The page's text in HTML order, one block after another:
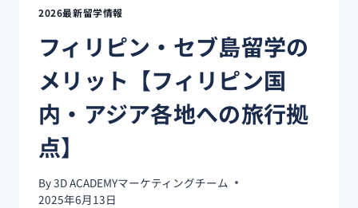
パ
高
い
５
つ
の
理
2026最新留学情報
フィリピン・セブ島留学の
メリット【フィリピン国
内・アジア各地への旅行拠
点】
By3D ACADEMYマーケティングチーム
2025年6月13日